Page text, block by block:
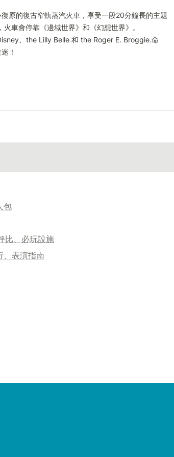
原的復古窄軌蒸汽火車，享受一段20分鐘長的主題
車會停靠《邊域世界》和《幻想世界》。
、the Lilly Belle 和 the Roger E. Broggie.命
！
包
比、必玩設施
表演指南